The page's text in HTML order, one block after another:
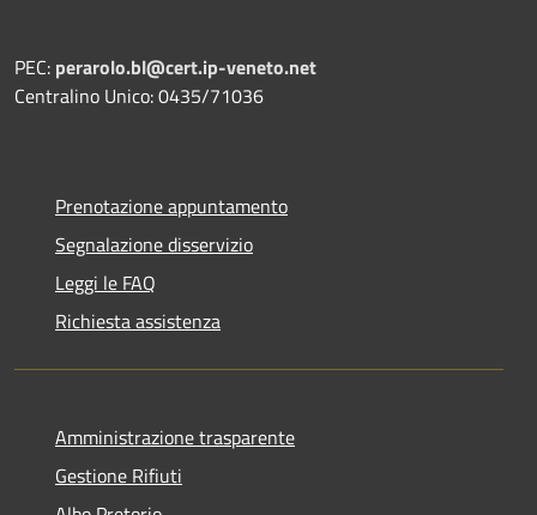
PEC: perarolo.bl@cert.ip-veneto.net
Centralino Unico: 0435/71036
Prenotazione appuntamento
Segnalazione disservizio
Leggi le FAQ
Richiesta assistenza
Amministrazione trasparente
Gestione Rifiuti